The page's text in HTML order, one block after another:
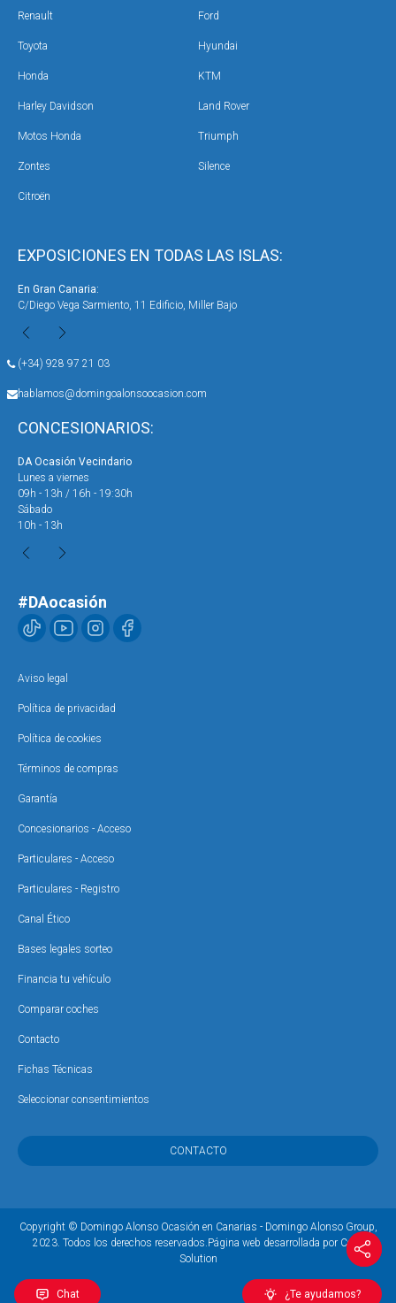
Chat ¿Te ayudamos?
EXPOSICIONES EN TODAS LAS ISLAS:
En Gran Canaria:
C/Diego Vega Sarmiento, 11 Edificio, Miller Bajo
(+34) 928 97 21 03
hablamos@domingoalonsoocasion.com
CONCESIONARIOS:
DA Ocasión Vecindario
Lunes a viernes
09h - 13h / 16h - 19:30h
Sábado
10h - 13h
Renault Ford
Toyota Hyundai
Honda KTM
Harley Davidson Land Rover
Motos Honda Triumph
Zontes Silence
Citroën
#DAocasión
Aviso legal
Política de privacidad
Política de cookies
Términos de compras
Garantía
Concesionarios - Acceso
Particulares - Acceso
Particulares - Registro
Canal Ético
Bases legales sorteo
Financia tu vehículo
Comparar coches
Contacto
Fichas Técnicas
Seleccionar consentimientos
CONTACTO
Copyright © Domingo Alonso Ocasión en Canarias - Domingo Alonso Group,
2023. Todos los derechos reservados.Página web desarrollada por Coco
Solution